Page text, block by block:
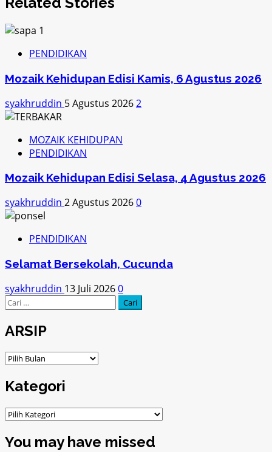
PENDIDIKAN
Mozaik Kehidupan Edisi Kamis, 6 Agustus 2026
syakhruddin 5 Agustus 20262
MOZAIK KEHIDUPAN
PENDIDIKAN
Mozaik Kehidupan Edisi Selasa, 4 Agustus 2026
syakhruddin 2 Agustus 20260
PENDIDIKAN
Selamat Bersekolah, Cucunda
syakhruddin 13 Juli 20260
Cari
untuk:
ARSIP
ARSIP
Kategori
Kategori
You may have missed